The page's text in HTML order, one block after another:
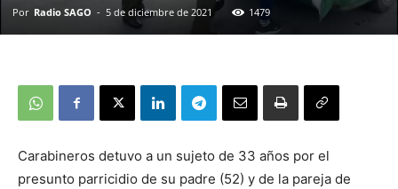
Por Radio SAGO - 5 de diciembre de 2021 1479
Carabineros detuvo a un sujeto de 33 años por el
presunto parricidio de su padre (52) y de la pareja de